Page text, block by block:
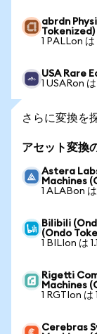
abrdn
Tokenized)
1 PALLon
USA Rare
1 USARon
さらに変換を
アセット変換
Astera
Machines
1 ALABon
Bilibili
(Ondo
1 BILIon は
Rigetti
Machines
1 RGTIon
Cerebras